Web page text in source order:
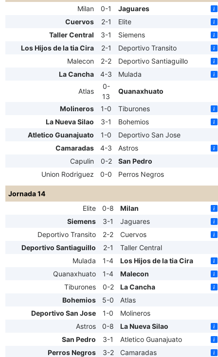
Milan
0-1
Jaguares
Cuervos
2-1
Elite
Taller Central
3-1
Siemens
Los Hijos de la tia Cira
2-1
Deportivo Transito
Malecon
2-2
Deportivo Santiaguillo
La Cancha
4-3 Mulada
Atlas
0-
13
Quanaxhuato
Molineros 1-0
Tiburones
La Nueva Silao
3-1
Bohemios
Atletico Guanajuato
1-0
Deportivo San Jose
Camaradas
4-3
Astros
Capulin
0-2
San Pedro
Union Rodriguez
0-0 Perros Negros
Jornada 14
Elite
0-8
Milan
Siemens
3-1
Jaguares
Deportivo Transito
2-2
Cuervos
Deportivo Santiaguillo
2-1
Taller Central
Mulada
1-4
Los Hijos de la tia Cira
Quanaxhuato
1-4
Malecon
Tiburones
0-2
La Cancha
Bohemios
5-0
Atlas
Deportivo San Jose
1-0
Molineros
Astros
0-8
La Nueva Silao
San Pedro
3-1
Atletico Guanajuato
Perros Negros
3-2
Camaradas